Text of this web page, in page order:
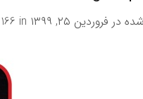
در فروردین ۲۵, ۱۳۹۹ in